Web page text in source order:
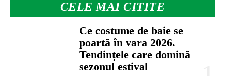
CELE MAI CITITE
Ce costume de baie se
poartă în vara 2026.
Tendințele care domină
sezonul estival